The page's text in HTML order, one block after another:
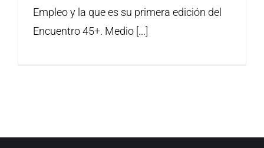
Empleo y la que es su primera edición del
Encuentro 45+. Medio [...]